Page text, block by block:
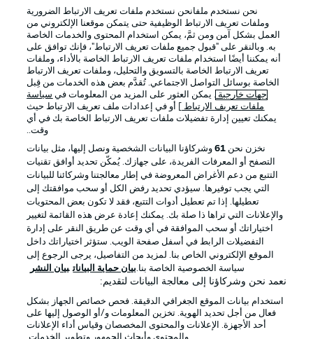
الإعلانات الإخطارات القانونية
شروط الاستخدام الوظائف
جهة النشر تواصل معنا
اللاعبون
نحن نستخدم ملفانحن نستخدم ملفات تعريف الارتباط الضرورية
وملفات تعريف الارتباط الوظيفية حتى يتمكن موقعنا الإلكتروني من
العمل بشكل آمن ومن ثمَّ، يمكن استخدام المحتوى والخدمات الخاصة
به. وبالنقر على "قبول جميع ملفات تعريف الارتباط"، فإنك توافق على
أنه يمكننا أيضًا استخدام ملفات تعريف الارتباط الخاصة بالأداء، وملفات
تعريف الارتباط الخاصة بالتسويق والتحليل، وملفات تعريف الارتباط
الخاصة بوسائل التواصل الاجتماعي. تُقدَّم بعض هذه الخدمات من قِبل
جهات خارجية . يمكن العثور على المزيد من المعلومات في سياسة
ملفات تعريف الارتباط
] أو في إعدادات ملف تعريف الارتباط حيث
يمكنك تعيين إدارة تفضيلات ملفات تعريف الارتباط الخاصة بك في أي
وقت..
نخزن نحن 61وشركاؤنا البيانات الشخصية ونصل إليها، مثل بيانات
التصفح أو المعرفات الفريدة، على جهازك. يُمكّن تحديد أوافق تقنيات
التتبع من دعم الأغراض المعروضة في إطار معالجتنا وشركائنا للبيانات
التي يجب توفيرها. سيؤدي تحديد رفض الكل أو سحب موافقتك إلى
تعطيلها. إذا تم تعطيل أدوات التتبع، فقد لا تكون بعض المحتويات
والإعلانات التي تراها ذا صلة بك. يمكنك إعادة عرض هذه القائمة لتغيير
اختياراتك أو سحب الموافقة في أي وقت عن طريق النقر على إدارة
التفضيلات الرابط في أسفل صفحة الويب. ستؤثر اختياراتك داخل
الموقع الإلكتروني الخاص بنا. لمزيد من التفاصيل، يرجى الرجوع إلى
سياسة الخصوصية الخاصة بنا.بيان حماية البيانات بيان النشر
نعمد نحن وشركاؤنا إلى معالجة البيانات لتقديم:
استخدام بيانات الموقع الجغرافي الدقيقة. فحص خصائص الجهاز بشكل
فعال من أجل تحديد الهوية. تخزين المعلومات و/أو الوصول إليها على
أحد الأجهزة. الإعلانات والمحتوى المخصصان وقياس أداء الإعلانات